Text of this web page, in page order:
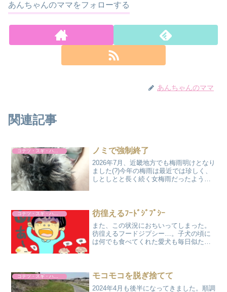
あんちゃんのママをフォローする
あんちゃんのママ
関連記事
コテツ・スギ・ハルト ノミで強制終了
2026年7月、近畿地方でも梅雨明けとなり
ました(?)今年の梅雨は最近では珍しく、
しとしとと長く続く女梅雨だったように
た。いつものよう...
彷徨えるﾌｰﾄﾞｼﾞﾌﾟｼｰ
また、この状況におちいってしまった。
彷徨えるフードジプシー…。子犬の頃に
は何でも食べてくれた愛犬も毎日似たり
いたレトルトも今では臭う...
モコモコを脱ぎ捨てて
2024年4月も後半になってきました。順調